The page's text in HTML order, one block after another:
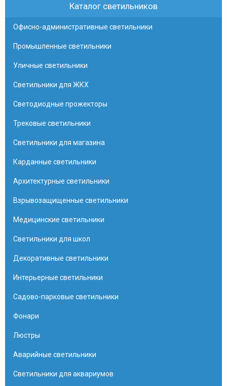
Каталог светильников
Офисно-административные светильники
Промышленные светильники
Уличные светильники
Светильники для ЖКХ
Светодиодные прожекторы
Трековые светильники
Светильники для магазина
Карданные светильники
Архитектурные светильники
Взрывозащищенные светильники
Медицинские светильники
Светильники для школ
Декоративные светильники
Интерьерные светильники
Садово-парковые светильники
Фонари
Люстры
Аварийные светильники
Светильники для аквариумов